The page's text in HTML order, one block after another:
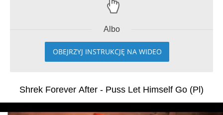
Albo
OBEJRZYJ INSTRUKCJĘ NA WIDEO
Shrek Forever After - Puss Let Himself Go (Pl)